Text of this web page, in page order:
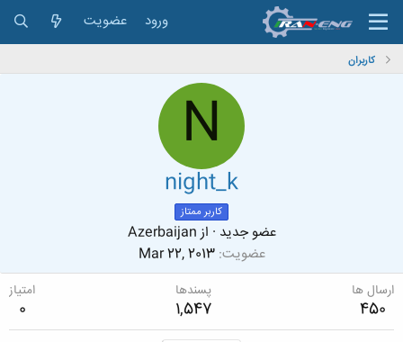
ورود عضویت
کاربران
N
night_k
کاربر ممتاز
عضو جدید · ازAzerbaijan
عضویت Mar 22, 2013
ارسال ها
450
پسندها
1,547
امتیاز
0